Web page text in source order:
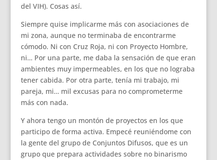
del VIH). Cosas así.
Siempre quise implicarme más con asociaciones de
mi zona, aunque no terminaba de encontrarme
cómodo. Ni con Cruz Roja, ni con Proyecto Hombre,
ni… Por una parte, me daba la sensación de que eran
ambientes muy impermeables, en los que no lograba
tener cabida. Por otra parte, tenía mi trabajo, mi
pareja, mi… mil excusas para no comprometerme
más con nada.
Y ahora tengo un montón de proyectos en los que
participo de forma activa. Empecé reuniéndome con
la gente del grupo de Conjuntos Difusos, que es un
grupo que prepara actividades sobre no binarismo